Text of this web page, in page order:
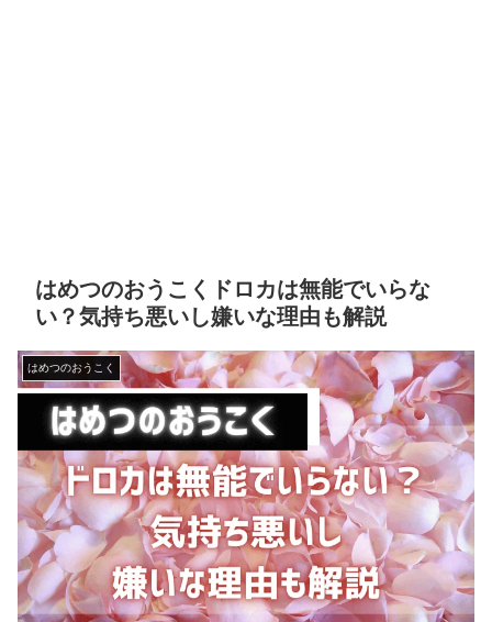
はめつのおうこくドロカは無能でいらな
い？気持ち悪いし嫌いな理由も解説
はめつのおうこく